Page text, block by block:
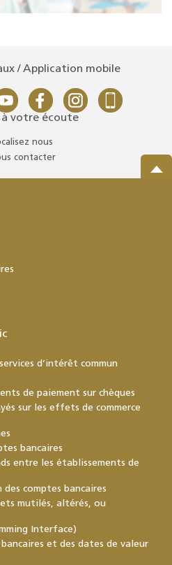
/ Application mobile
à votre écoute
nous
contacter
d’intérêt commun
de paiement sur chèques
sur les effets de commerce
bancaires
entre les établissements de
comptes bancaires
mutilés, altérés, ou
Interface)
et des dates de valeur